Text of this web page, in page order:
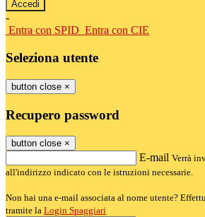
-
Entra con SPID Entra con CIE
Seleziona utente
button close ×
Recupero password
button close ×
E-mail Verrà
all'indirizzo indicato con le istruzioni necessarie.
Non hai una e-mail associata al nome utente?
tramite la Login Spaggiari